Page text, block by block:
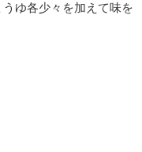
ゆ各少々を加えて味を